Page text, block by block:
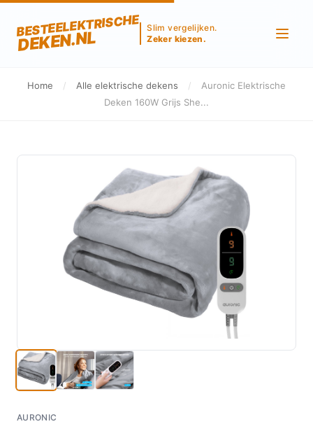
BESTEELEKTRISCHE
DEKEN.NL
Slim vergelijken.
Zeker kiezen.
Home / Alle elektrische dekens /
Auronic Elektrische
Deken 160W Grijs She...
AURONIC